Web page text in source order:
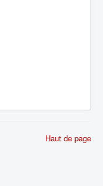
Haut de page